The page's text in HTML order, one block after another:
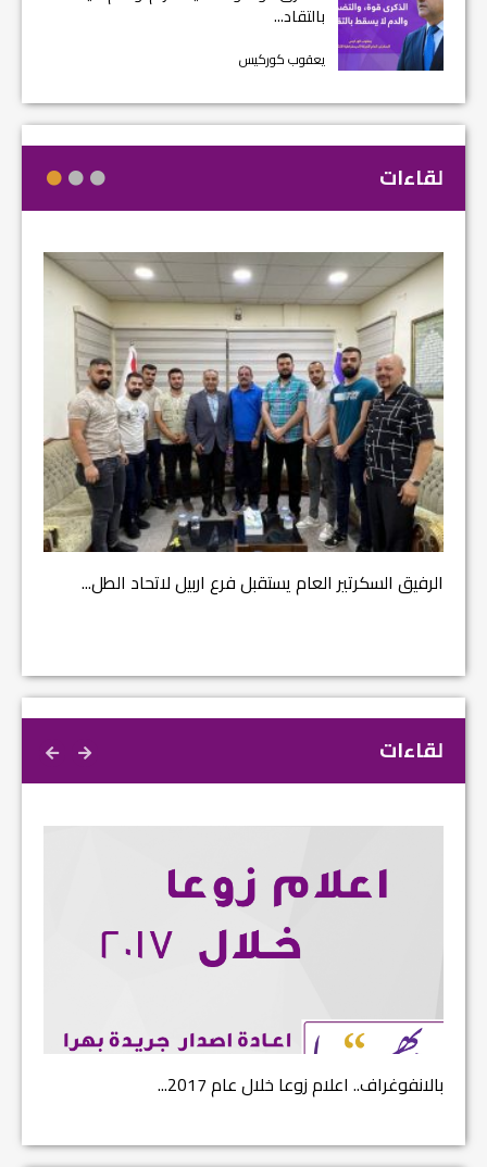
بالتقاد...
يعقوب كوركيس
لقاءات
الرفيق السكرتير العام يستقبل فرع اربيل لاتحاد الطل...
لقاءات
بالانفوغراف.. اعلام زوعا خلال عام 2017...